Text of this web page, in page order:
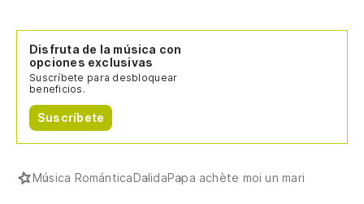
Disfruta de la música con
opciones exclusivas
Suscríbete para desbloquear
beneficios.
Suscríbete
Música RománticaDalidaPapa achète moi un mari